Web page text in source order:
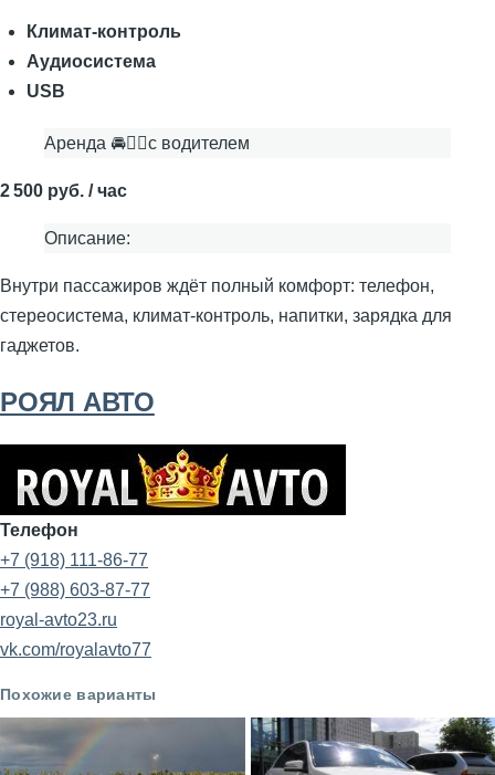
Климат-контроль
Аудиосистема
USB
Аренда 🚘👨‍✈с водителем
2 500 руб. / час
Описание:
Внутри пассажиров ждёт полный комфорт: телефон,
стереосистема, климат-контроль, напитки, зарядка для
гаджетов.
РОЯЛ АВТО
Телефон
+7 (918) 111-86-77
+7 (988) 603-87-77
royal-avto23.ru
vk.com/royalavto77
Похожие варианты